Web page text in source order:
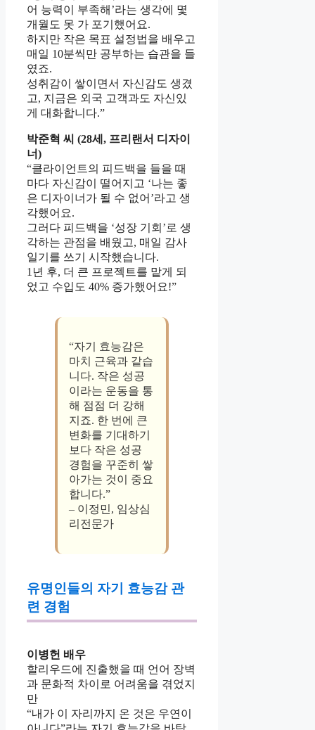
어 능력이 부족해’라는 생각에 몇
개월도 못 가 포기했어요.
하지만 작은 목표 설정법을 배우고
매일 10분씩만 공부하는 습관을 들
였죠.
성취감이 쌓이면서 자신감도 생겼
고, 지금은 외국 고객과도 자신있
게 대화합니다.”
박준혁 씨 (28세, 프리랜서 디자이
너)
“클라이언트의 피드백을 들을 때
마다 자신감이 떨어지고 ‘나는 좋
은 디자이너가 될 수 없어’라고 생
각했어요.
그러다 피드백을 ‘성장 기회’로 생
각하는 관점을 배웠고, 매일 감사
일기를 쓰기 시작했습니다.
1년 후, 더 큰 프로젝트를 맡게 되
었고 수입도 40% 증가했어요!”
“자기 효능감은
마치 근육과 같습
니다. 작은 성공
이라는 운동을 통
해 점점 더 강해
지죠. 한 번에 큰
변화를 기대하기
보다 작은 성공
경험을 꾸준히 쌓
아가는 것이 중요
합니다.”
– 이정민, 임상심
리전문가
유명인들의 자기 효능감 관
련 경험
이병헌 배우
할리우드에 진출했을 때 언어 장벽
과 문화적 차이로 어려움을 겪었지
만
“내가 이 자리까지 온 것은 우연이